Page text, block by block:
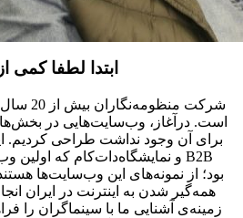
ابتدا لطفا کمی
شرکت
است. درآغاز، وب‌سایت‌هایی در
برای آن وجود نداشت طراحی کردیم.
بود؛ از نمونه‌های این وب‌سایت‌ها
همه‌گیر شدن به اینترنت در ایران
زمینه‌ی آشنایی ما با سینماگران را